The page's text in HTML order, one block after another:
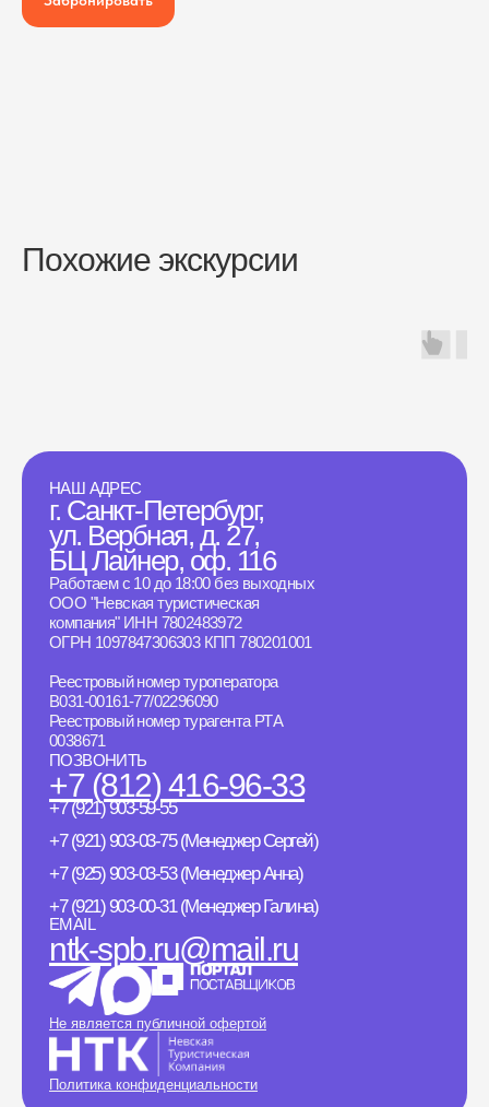
Похожие экскурсии
НАШ АДРЕС
г. Санкт-Петербург,
ул. Вербная, д. 27,
БЦ Лайнер, оф. 116
Работаем с 10 до 18:00 без выходных
ООО "Невская туристическая
компания" ИНН 7802483972
ОГРН 1097847306303 КПП 780201001
Реестровый номер туроператора
B031-00161-77/02296090
Реестровый номер турагента РТА
0038671
ПОЗВОНИТЬ
+7 (812) 416-96-33
+7 (921) 903-59-55
+7 (921) 903-03-75 (Менеджер Сергей)
+7 (925) 903-03-53 (Менеджер Анна)
+7 (921) 903-00-31 (Менеджер Галина)
EMAIL
ntk-spb.ru@mail.ru
Не является публичной офертой
Политика конфиденциальности